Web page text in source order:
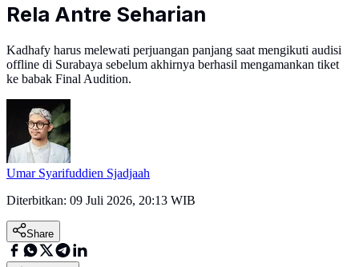
Rela Antre Seharian
Kadhafy harus melewati perjuangan panjang saat mengikuti audisi
offline di Surabaya sebelum akhirnya berhasil mengamankan tiket
ke babak Final Audition.
Umar Syarifuddien Sjadjaah
Diterbitkan: 09 Juli 2026, 20:13 WIB
Share